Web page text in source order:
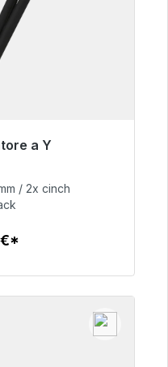
a Y
immediata, tempo di
€
/ 2x cinch